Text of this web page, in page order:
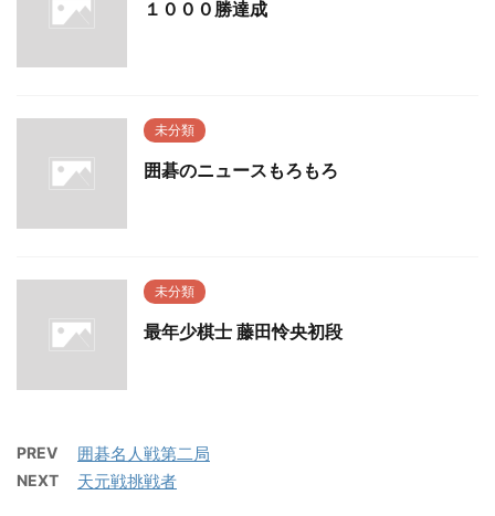
１０００勝達成
未分類
囲碁のニュースもろもろ
未分類
最年少棋士 藤田怜央初段
PREV 囲碁名人戦第二局
NEXT 天元戦挑戦者